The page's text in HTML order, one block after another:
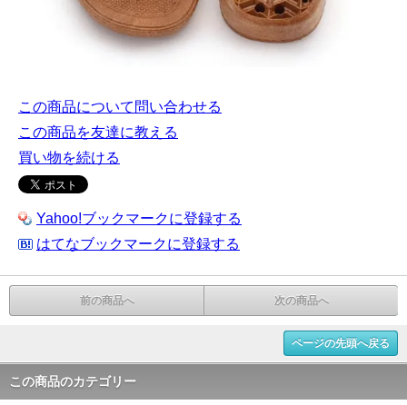
この商品について問い合わせる
この商品を友達に教える
買い物を続ける
Yahoo!ブックマークに登録する
はてなブックマークに登録する
前の商品へ 次の商品へ
ページの先頭へ戻る
この商品のカテゴリー